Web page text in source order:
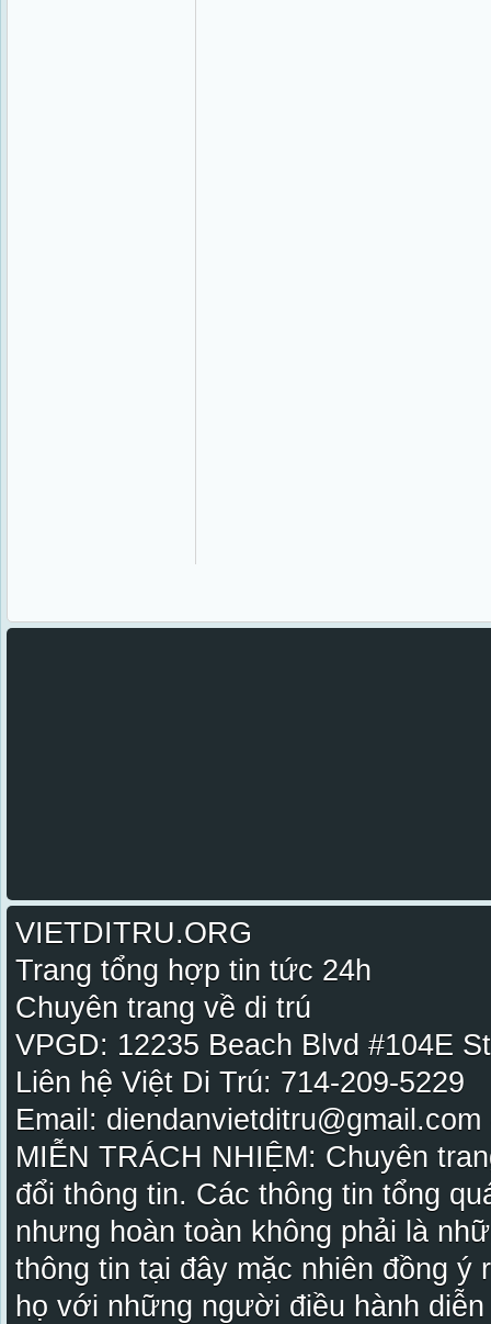
VIETDITRU.ORG
Trang tổng hợp tin tức 24h
Chuyên trang về di trú
VPGD: 12235 Beach Blvd #104E
Liên hệ Việt Di Trú: 714-209-5229
Email:
MIỄN TRÁCH NHIỆM: Chuyên
đổi thông tin. Các thông tin tổng
nhưng hoàn toàn không phải là
thông tin tại đây mặc nhiên đồng ý
họ với những người điều hành